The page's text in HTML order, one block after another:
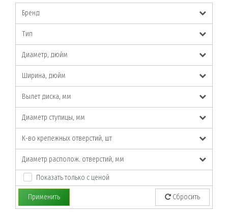
Бренд
Тип
Диаметр, дюйм
Ширина, дюйм
Вылет диска, мм
Диаметр ступицы, мм
К-во крепежных отверстий, шт
Диаметр располож. отверстий, мм
Показать только с ценой
Применить Сбросить